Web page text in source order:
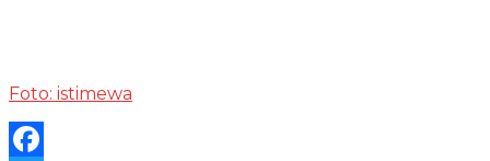
Foto: istimewa